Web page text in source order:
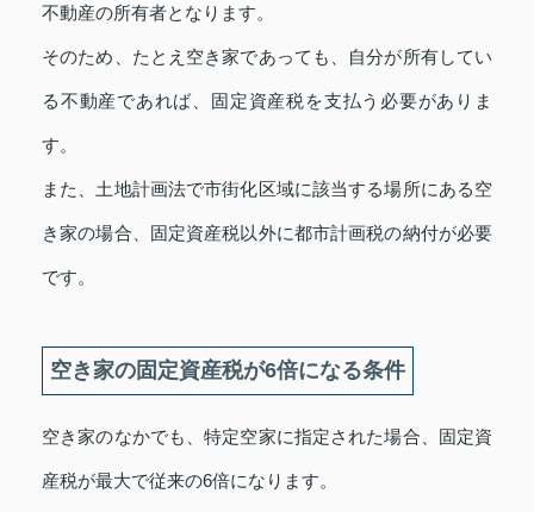
不動産の所有者となります。
そのため、たとえ空き家であっても、自分が所有してい
る不動産であれば、固定資産税を支払う必要がありま
す。
また、土地計画法で市街化区域に該当する場所にある空
き家の場合、固定資産税以外に都市計画税の納付が必要
です。
空き家の固定資産税が6倍になる条件
空き家のなかでも、特定空家に指定された場合、固定資
産税が最大で従来の6倍になります。